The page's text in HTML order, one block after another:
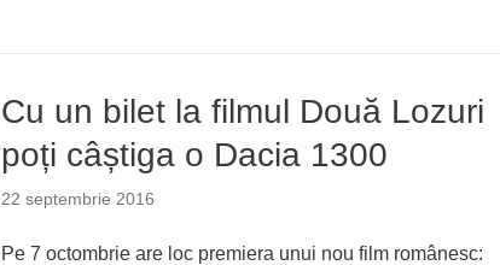
Cu un bilet la filmul Două Lozuri
poți câștiga o Dacia 1300
22 septembrie 2016
Pe 7 octombrie are loc premiera unui nou film românesc: